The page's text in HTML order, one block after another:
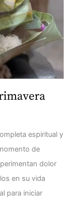
espiritual y
de
dolor
en su vida
para iniciar